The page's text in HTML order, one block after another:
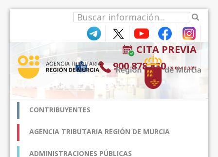
CITA PREVIA
900 878 830 (9:00-18:30*)
CONTRIBUYENTES
AGENCIA TRIBUTARIA REGIÓN DE MURCIA
ADMINISTRACIONES PÚBLICAS